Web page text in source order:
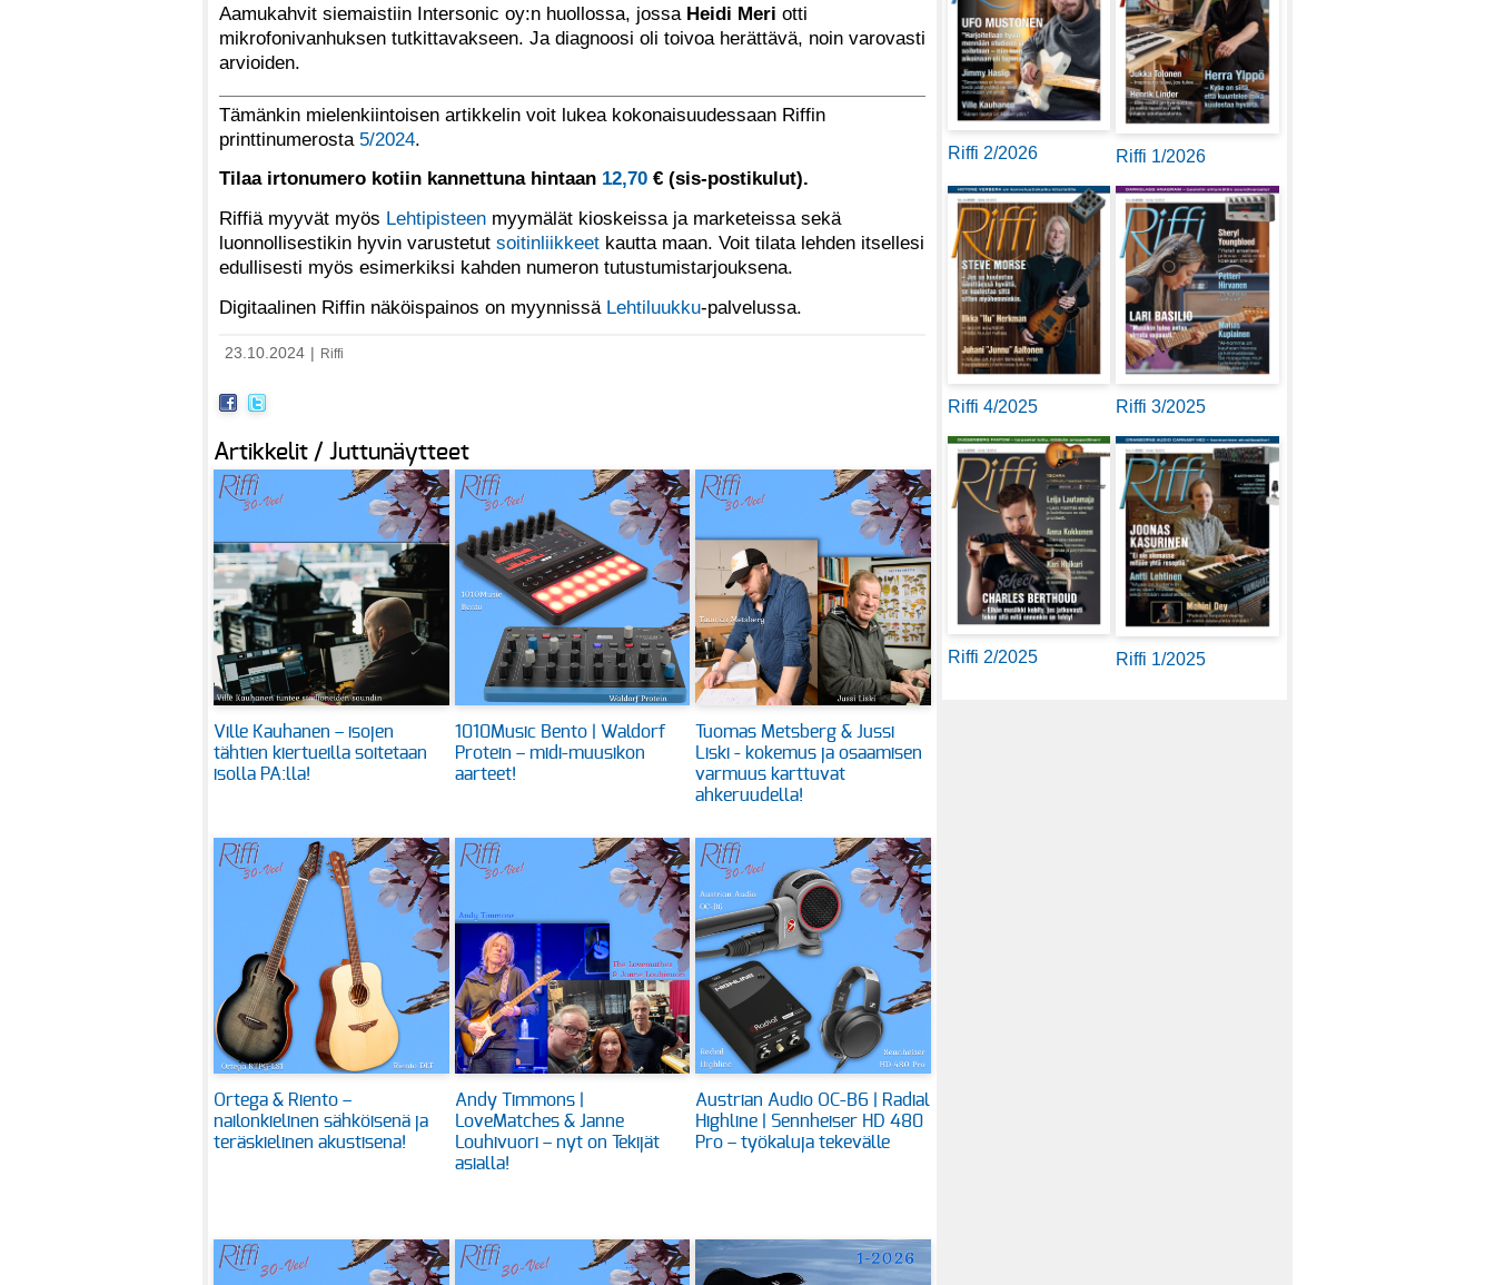
Aamukahvit siemaistiin Intersonic oy:n huollossa, jossa Heidi Meri otti
mikrofonivanhuksen tutkittavakseen. Ja diagnoosi oli toivoa herättävä, noin varovasti
arvioiden.
Tämänkin mielenkiintoisen artikkelin voit lukea kokonaisuudessaan Riffin
printtinumerosta 5/2024.
Tilaa irtonumero kotiin kannettuna hintaan 12,70 € (sis-postikulut).
Riffiä myyvät myös Lehtipisteen myymälät kioskeissa ja marketeissa sekä
luonnollisestikin hyvin varustetut soitinliikkeet kautta maan. Voit tilata lehden itsellesi
edullisesti myös esimerkiksi kahden numeron tutustumistarjouksena.
Digitaalinen Riffin näköispainos on myynnissä Lehtiluukku-palvelussa.
23.10.2024 Riffi
Artikkelit / Juttunäytteet
Ville Kauhanen – isojen
tähtien kiertueilla soitetaan
isolla PA:lla!
1010Music Bento | Waldorf
Protein – midi-muusikon
aarteet!
Tuomas Metsberg & Jussi
Liski - kokemus ja osaamisen
varmuus karttuvat
ahkeruudella!
Ortega & Riento –
nailonkielinen sähköisenä ja
teräskielinen akustisena!
Andy Timmons |
LoveMatches & Janne
Louhivuori – nyt on Tekijät
asialla!
Austrian Audio OC-B6 | Radial
Highline | Sennheiser HD 480
Pro – työkaluja tekevälle
Riffi 2/2026 Riffi 1/2026
Riffi 4/2025 Riffi 3/2025
Riffi 2/2025 Riffi 1/2025